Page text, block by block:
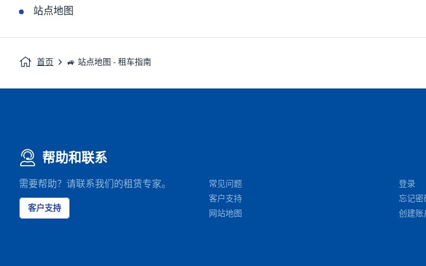
站点地图
首页 🚙 站点地图 - 租车指南
帮助和联系
需要帮助？请联系我们的租赁专家。
客户支持
常见问题
客户支持
网站地图
登录
忘记密
创建账